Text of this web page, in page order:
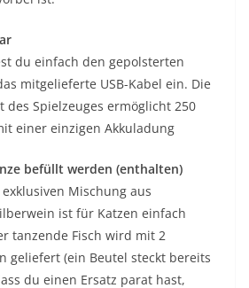
du einfach den gepolsterten
mitgelieferte USB-Kabel ein. Die
des Spielzeuges ermöglicht 250
einer einzigen Akkuladung
befüllt werden (enthalten)
Mischung aus
ist für Katzen einfach
tanzende Fisch wird mit 2
geliefert (ein Beutel steckt bereits
du einen Ersatz parat hast,